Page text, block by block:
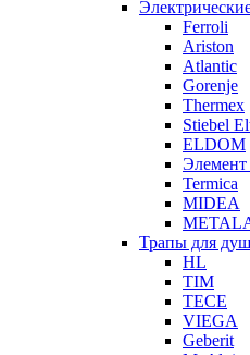
Ferroli
Ariston
Atlantic
Gorenje
Thermex
Stiebel
ELDOM
Termica
MIDEA
Трапы для
HL
TIM
TECE
VIEGA
Geberit